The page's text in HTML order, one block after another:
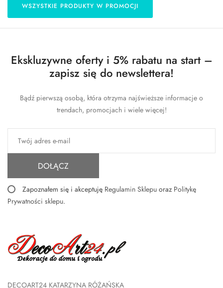
WSZYSTKIE PRODUKTY W PROMOCJI
Ekskluzywne oferty i 5% rabatu na start –
zapisz się do newslettera!
Bądź pierwszą osobą, która otrzyma najświeższe informacje o
trendach, promocjach i wiele więcej!
DOŁĄCZ
Zapoznałem się i akceptuję Regulamin Sklepu oraz Politykę
Prywatności sklepu.
DECOART24 KATARZYNA RÓŻAŃSKA